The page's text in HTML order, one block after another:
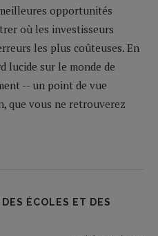
opportunités
où les investisseurs
les plus coûteuses. En
lucide sur le monde de
-- un point de vue
que vous ne retrouverez
ÉCOLES ET DES